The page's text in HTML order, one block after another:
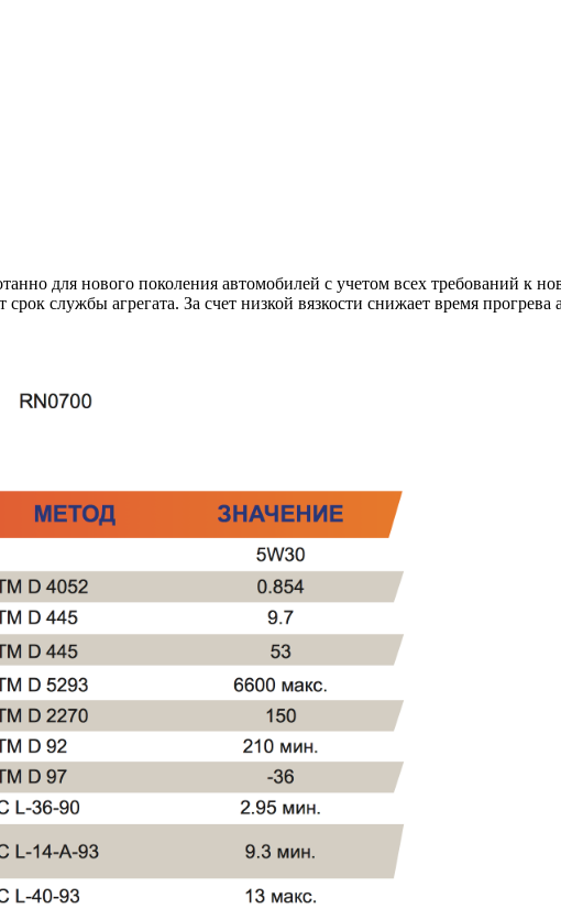
для нового поколения автомобилей с учетом всех требований к
службы агрегата. За счет низкой вязкости снижает время